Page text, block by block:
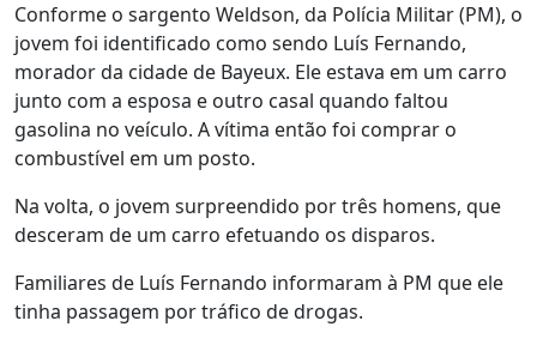
Conforme o sargento Weldson, da Polícia Militar (PM), o
jovem foi identificado como sendo Luís Fernando,
morador da cidade de Bayeux. Ele estava em um carro
junto com a esposa e outro casal quando faltou
gasolina no veículo. A vítima então foi comprar o
combustível em um posto.
Na volta, o jovem surpreendido por três homens, que
desceram de um carro efetuando os disparos.
Familiares de Luís Fernando informaram à PM que ele
tinha passagem por tráfico de drogas.